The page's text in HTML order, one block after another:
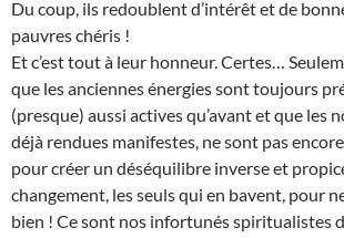
Du coup, ils redoublent d’intérêt et de
pauvres chéris !
Et c’est tout à leur honneur. Certes…
que les anciennes énergies sont toujours
(presque) aussi actives qu’avant et que les
déjà rendues manifestes, ne sont pas
pour créer un déséquilibre inverse et
changement, les seuls qui en bavent, pour
bien ! Ce sont nos infortunés spiritualistes